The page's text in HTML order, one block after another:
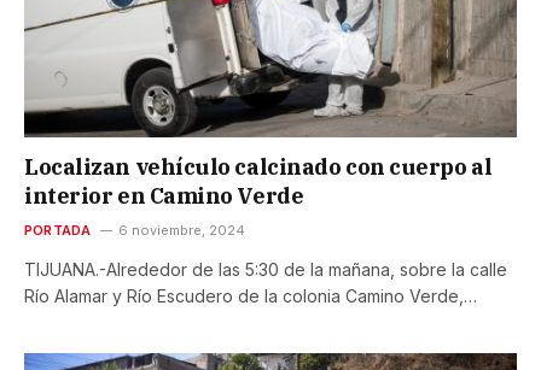
Localizan vehículo calcinado con cuerpo al
interior en Camino Verde
PORTADA 6 noviembre, 2024
TIJUANA.-Alrededor de las 5:30 de la mañana, sobre la calle
Río Alamar y Río Escudero de la colonia Camino Verde,…